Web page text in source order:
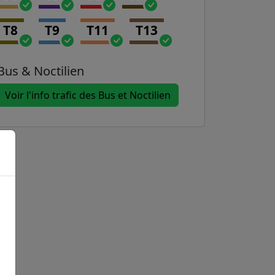
T8 T9 T11 T13
& Noctilien
Voir l'info trafic des Bus et Noctilien